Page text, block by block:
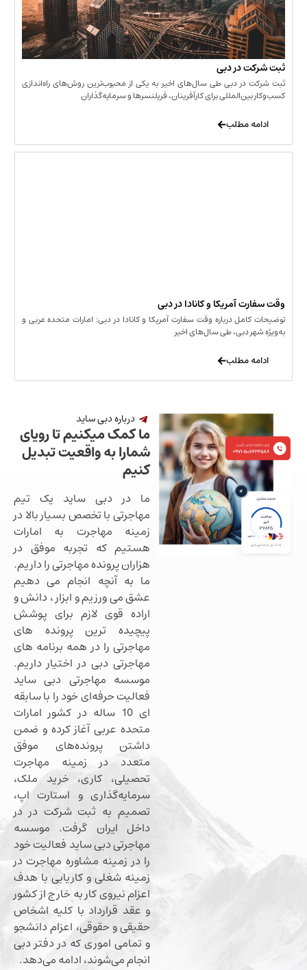
در دبی
دبی طی سال‌های اخیر به یکی از محبوب‌ترین روش‌های راه‌اندازی
برای کارآفرینان، فریلنسرها و سرمایه‌گذاران
آمریکا و کانادا در دبی
درباره وقت سفارت آمریکا و کانادا در دبی: امارات متحده عربی و
دبی، طی سال‌های اخیر
درباره دبی ساید
ما کمک میکنیم تا رویای
شمارا به واقعیت تبدیل
کنیم
ما در دبی ساید یک تیم
مهاجرتی با تخصص بسیار بالا در
زمینه مهاجرت به امارات
هستیم که تجربه موفق در
هزاران پرونده مهاجرتی را داریم.
ما به آنچه انجام می دهیم
عشق می ورزیم و ابزار ، دانش و
اراده قوی لازم برای پوشش
پیچیده ترین پرونده های
مهاجرتی را در همه برنامه های
مهاجرتی دبی در اختیار داریم.
موسسه مهاجرتی دبی ساید
فعالیت حرفه‌ای خود را با سابقه
ای 10 ساله در کشور امارات
متحده عربی آغاز کرده و ضمن
داشتن پرونده‌های موفق
متعدد در زمینه مهاجرت
تحصیلی، کاری، خرید ملک،
سرمایه‌گذاری و استارت اپ،
تصمیم به ثبت شرکت در در
داخل ایران گرفت. موسسه
مهاجرتی دبی ساید فعالیت خود
را در زمینه مشاوره مهاجرت در
زمینه شغلی و کاریابی با هدف
اعزام نیروی کار به خارج از کشور
و عقد قرارداد با کلیه اشخاص
حقیقی و حقوقی، اعزام دانشجو
و تمامی اموری که در دفتر دبی
انجام می‌شوند، ادامه می‌دهد.